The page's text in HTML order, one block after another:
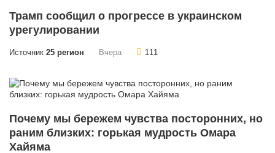
Трамп сообщил о прогрессе в украинском
урегулировании
Источник 25 регион Вчера 111
Почему мы бережем чувства посторонних, но
раним близких: горькая мудрость Омара
Хайяма